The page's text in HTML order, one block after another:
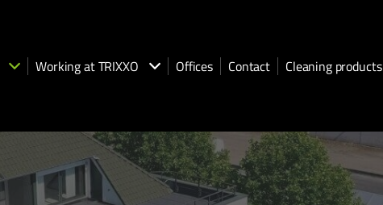
Working at TRIXXO Offices Contact Cleaning products